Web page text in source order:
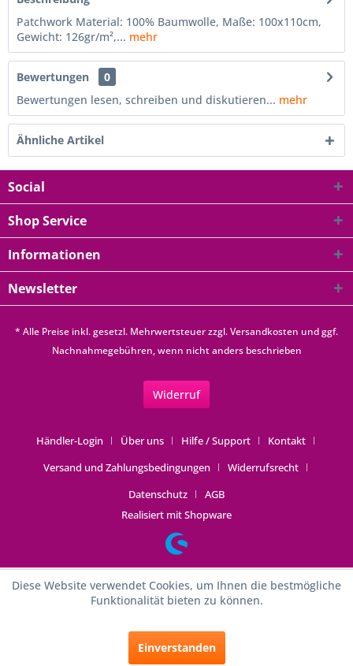
Patchwork Material: 100% Baumwolle, Maße: 100x110cm,
Gewicht: 126gr/m²,... mehr
Bewertungen
0
Bewertungen lesen, schreiben und diskutieren... mehr
Ähnliche Artikel
Social
Shop Service
Informationen
Newsletter
* Alle Preise inkl. gesetzl. Mehrwertsteuer zzgl.Versandkosten und ggf.
Nachnahmegebühren, wenn nicht anders beschrieben
Widerruf
Händler-Login Über uns Hilfe / Support
Kontakt
Versand und Zahlungsbedingungen
Widerrufsrecht
Datenschutz
AGB
Realisiert mit Shopware
Diese Website verwendet Cookies, um Ihnen die bestmögliche
Funktionalität bieten zu können.
Einverstanden